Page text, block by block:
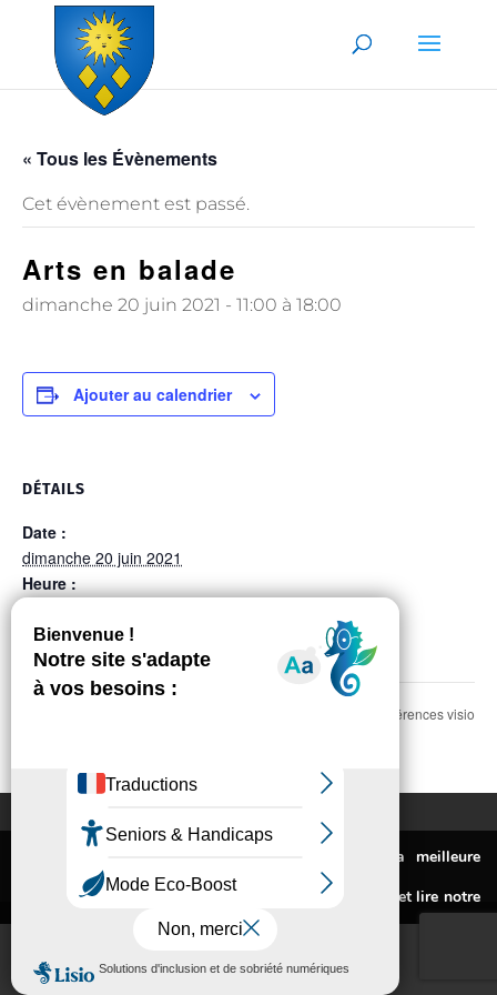
Skip to content
« Tous les Évènements
Cet évènement est passé.
Arts en balade
dimanche 20 juin 2021 - 11:00 à 18:00
Ajouter au calendrier
DÉTAILS
Date :
dimanche 20 juin 2021
Heure :
Catégorie d’Évènement:
Exposition
Le Foyer Rural lance des conférences visio
Mentions légales
Politique de confidentialité
© Conception Agence CosiWeb
Ce site utilise des cookies pour vous fournir la meilleure
expérience de navigation possible.
Pour connaitre les cookies utilisés ou les désactiver et lire notre
politique de confidentialité,
cliquez-ici
Accepter